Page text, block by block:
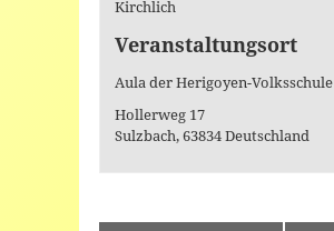
Kirchlich
Veranstaltungsort
Aula der Herigoyen-Volksschule
Hollerweg 17
Sulzbach,63834Deutschland